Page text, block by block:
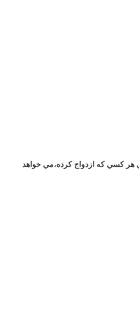
هر كسي كه ازدواج كرده،مي خواهد